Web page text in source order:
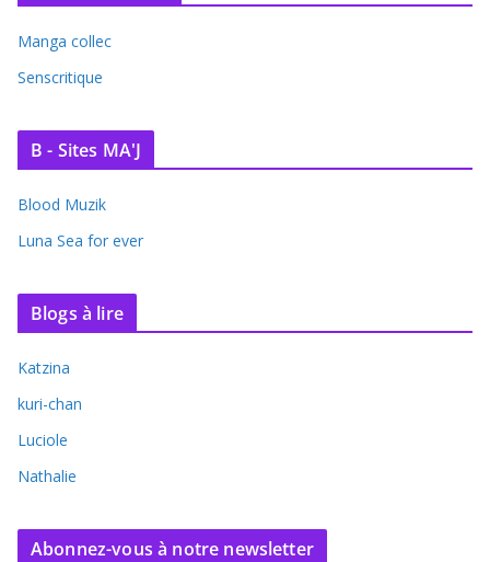
Manga collec
Senscritique
B - Sites MA'J
Blood Muzik
Luna Sea for ever
Blogs à lire
Katzina
kuri-chan
Luciole
Nathalie
Abonnez-vous à notre newsletter